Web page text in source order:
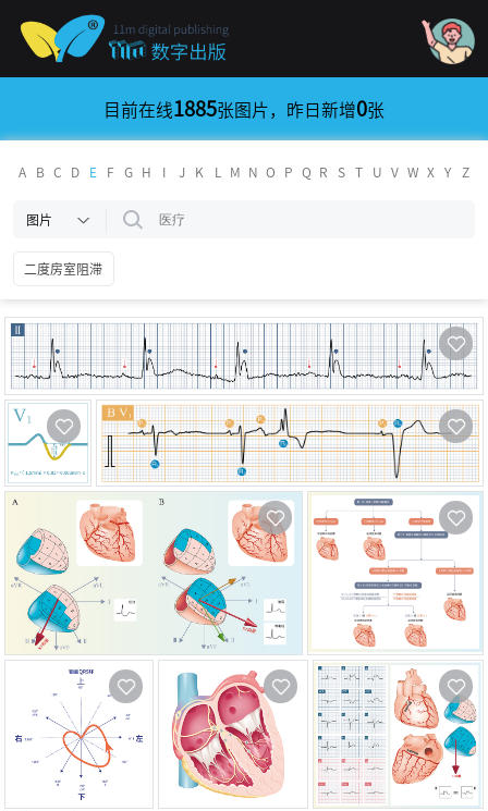
目前在线1885张图片，昨日新增0张
A B C D E F G H K M N O P Q R S T U V W X Y Z
图片
二度房室阻滞